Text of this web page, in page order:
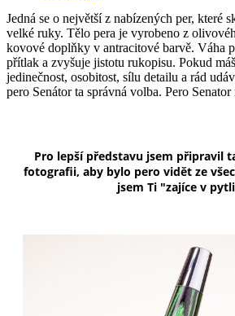
Jedná se o největší z nabízených per, které
velké ruky. Tělo pera je vyrobeno z
kovové doplňky v antracitové barvě. Váha
přítlak a zvyšuje jistotu rukopisu. Pokud
jedinečnost, osobitost, sílu detailu a rád
pero Senátor ta správná volba. Pero
Pro lepší představu jsem připravil
fotografii, aby bylo pero vidět ze
jsem Ti "zajíce v